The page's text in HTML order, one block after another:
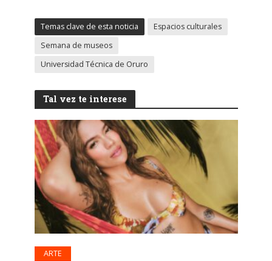
Temas clave de esta noticia
Espacios culturales
Semana de museos
Universidad Técnica de Oruro
Tal vez te interese
ARTE